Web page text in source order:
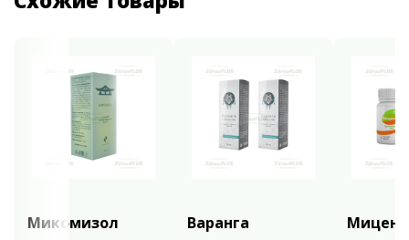
Микомизол Варанга